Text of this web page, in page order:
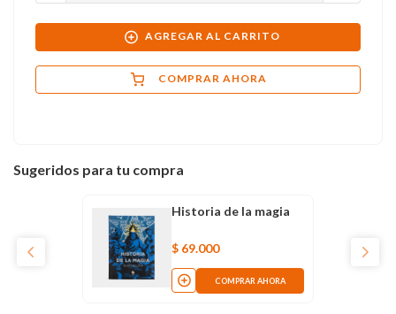
AGREGAR AL CARRITO
COMPRAR AHORA
Sugeridos para tu compra
Historia de la magia
$ 69.000
COMPRAR AHORA